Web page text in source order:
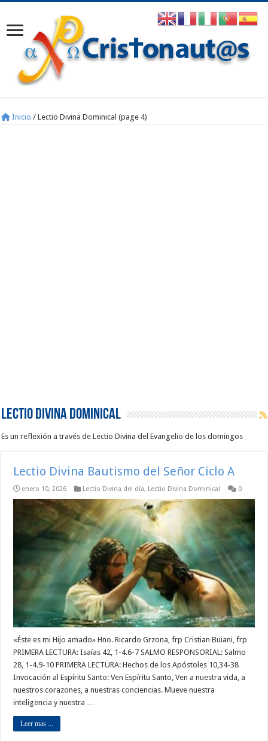
Inicio / Lectio Divina Dominical (page 4)
Lectio Divina Dominical
Es un reflexión a través de Lectio Divina del Evangelio de los domingos
Lectio Divina Bautismo del Señor Ciclo A
enero 10, 2026 Lectio Divina del día, Lectio Divina Dominical 0
«Éste es mi Hijo amado» Hno. Ricardo Grzona, frp Cristian Buiani, frp
PRIMERA LECTURA: Isaías 42, 1-4.6-7 SALMO RESPONSORIAL: Salmo
28, 1-4.9-10 PRIMERA LECTURA: Hechos de los Apóstoles 10,34-38
Invocación al Espíritu Santo: Ven Espíritu Santo, Ven a nuestra vida, a
nuestros corazones, a nuestras conciencias. Mueve nuestra
inteligencia y nuestra …
Leer mas ...